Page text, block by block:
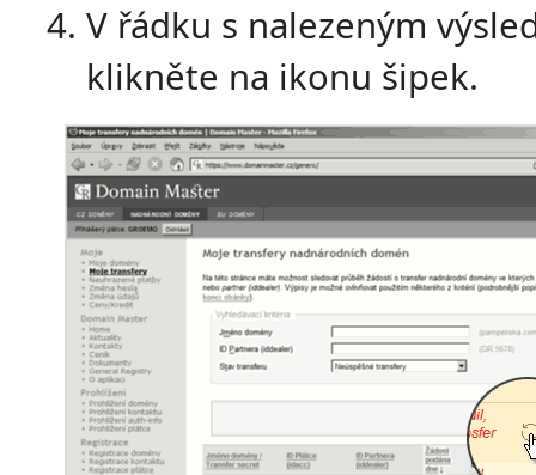
V řádku s nalezeným
klikněte na ikonu šipek.